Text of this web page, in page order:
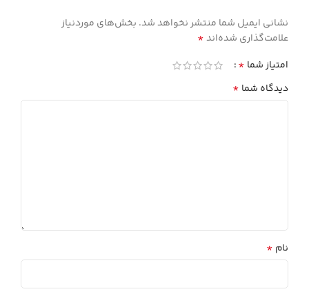
نشانی ایمیل شما منتشر نخواهد شد. بخش‌های موردنیاز
علامت‌گذاری شده‌اند*
امتیاز شما *
دیدگاه شما *
نام *